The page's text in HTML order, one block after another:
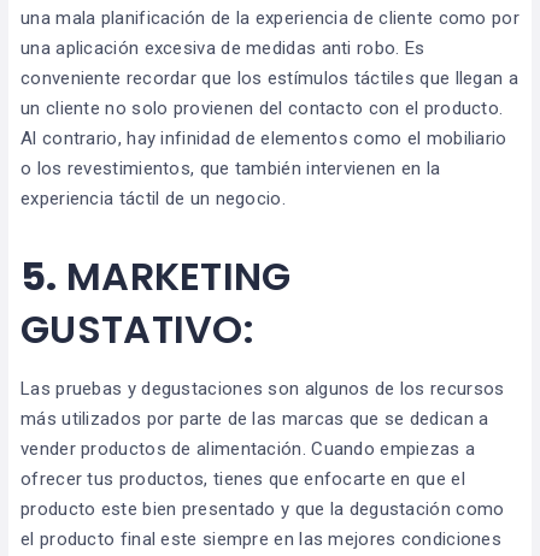
una mala planificación de la experiencia de cliente como por
una aplicación excesiva de medidas anti robo. Es
conveniente recordar que los estímulos táctiles que llegan a
un cliente no solo provienen del contacto con el producto.
Al contrario, hay infinidad de elementos como el mobiliario
o los revestimientos, que también intervienen en la
experiencia táctil de un negocio.
5. MARKETING
GUSTATIVO:
Las pruebas y degustaciones son algunos de los recursos
más utilizados por parte de las marcas que se dedican a
vender productos de alimentación. Cuando empiezas a
ofrecer tus productos, tienes que enfocarte en que el
producto este bien presentado y que la degustación como
el producto final este siempre en las mejores condiciones